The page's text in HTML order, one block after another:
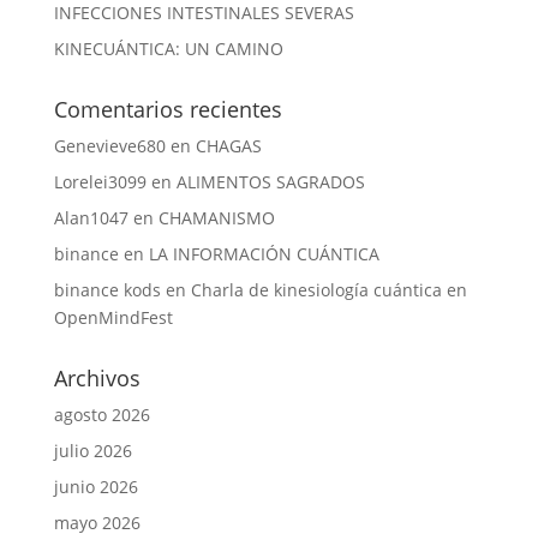
INFECCIONES INTESTINALES SEVERAS
KINECUÁNTICA: UN CAMINO
Comentarios recientes
Genevieve680en CHAGAS
Lorelei3099en ALIMENTOS SAGRADOS
Alan1047en CHAMANISMO
binance en LA INFORMACIÓN CUÁNTICA
binance kods en Charla de kinesiología cuántica en
OpenMindFest
Archivos
agosto 2026
julio 2026
junio 2026
mayo 2026